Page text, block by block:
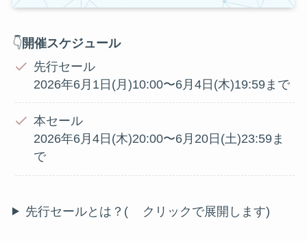
👇 開催スケジュール
先行セール
2026年6月1日(月)10:00〜6月4日(木)19:59まで
本セール
2026年6月4日(木)20:00〜6月20日(土)23:59ま
で
先行セールとは？( クリックで展開します)